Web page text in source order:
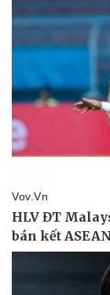
Vụ án
Tin nóng
Tư vấn luật